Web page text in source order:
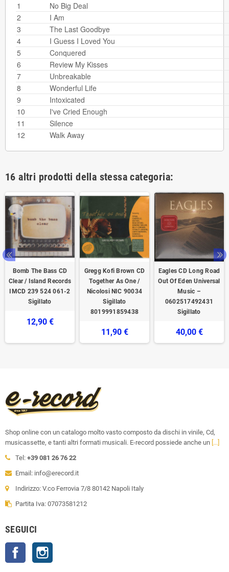
1
No Big Deal
2
I Am
3
The Last Goodbye
4
I Guess I Loved You
5
Conquered
6
Review My Kisses
7
Unbreakable
8
Wonderful Life
9
Intoxicated
10
I've Cried Enough
11
Silence
12
Walk Away
16 altri prodotti della stessa categoria:
Bomb The Bass CD
Clear / Island Records
IMCD 239 524 061-2
Sigillato
12,90 €
Gregg Kofi Brown CD
Together As One /
Nicolosi NIC 90034
Sigillato
8019991859438
11,90 €
Eagles CD Long Road
Out Of Eden Universal
Music –
0602517492431
Sigillato
40,00 €
Shop online con un catalogo molto vasto composto da dischi in vinile, Cd,
musicassette, e tanti altri formati musicali. E-record possiede anche un [...]
Tel: +39 081 26 76 22
Email: info@erecord.it
Indirizzo: V.co Ferrovia 7/8 80142 Napoli Italy
Partita Iva: 07073581212
SEGUICI
Facebook